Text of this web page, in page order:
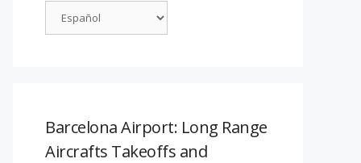
Barcelona Airport: Long Range
Aircrafts Takeoffs and